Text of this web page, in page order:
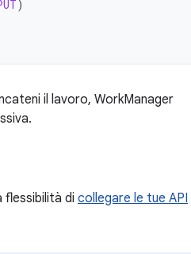
)
il lavoro, WorkManager
flessibilità di collegare le tue API